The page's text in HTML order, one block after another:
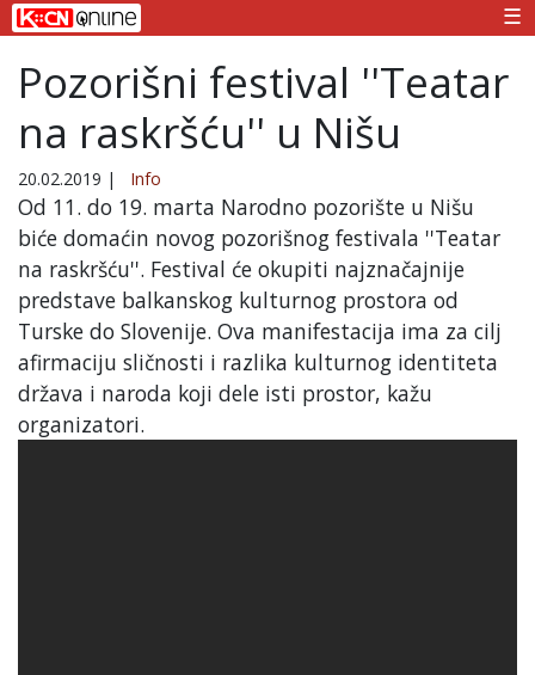
☰
Pozorišni festival ''Teatar
na raskršću'' u Nišu
20.02.2019 | Info
Od 11. do 19. marta Narodno pozorište u Nišu
biće domaćin novog pozorišnog festivala ''Teatar
na raskršću''. Festival će okupiti najznačajnije
predstave balkanskog kulturnog prostora od
Turske do Slovenije. Ova manifestacija ima za cilj
afirmaciju sličnosti i razlika kulturnog identiteta
država i naroda koji dele isti prostor, kažu
organizatori.